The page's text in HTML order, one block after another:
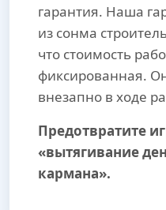
гарантия. Наша
из сонма
что стоимость
фиксированная.
внезапно в ходе
Предотвратите
«вытягивание
кармана».